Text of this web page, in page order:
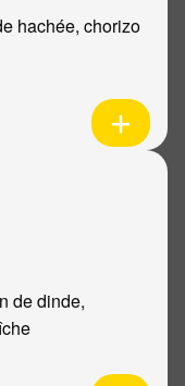
hachée, chorizo
de dinde,